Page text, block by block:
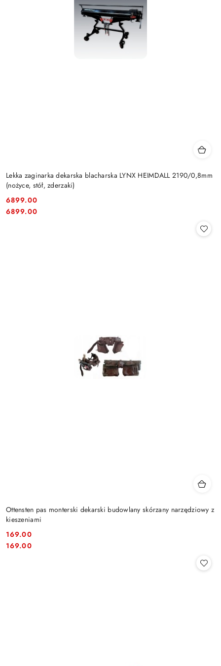
Lekka zaginarka dekarska blacharska LYNX HEIMDALL 2190/0,8mm
(nożyce, stół, zderzaki)
Cena:
6899.00
Cena:
6899.00
Ottensten pas monterski dekarski budowlany skórzany narzędziowy z
kieszeniami
Cena:
169.00
Cena:
169.00